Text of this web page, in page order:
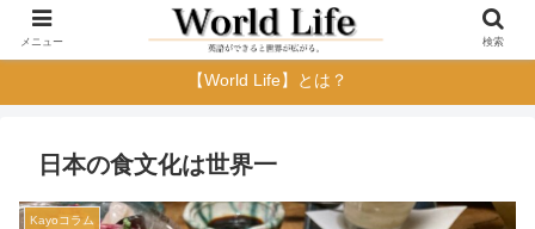
【World Life】とは？
日本の食文化は世界一
Kayoコラム
メニュー 検索